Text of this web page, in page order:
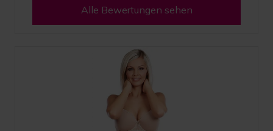
Alle Bewertungen sehen